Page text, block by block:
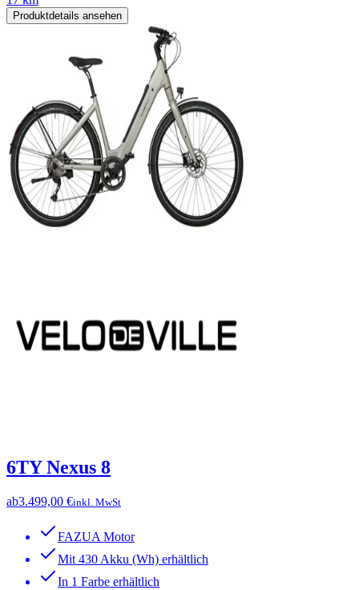
Produktdetails ansehen
6TY Nexus 8
ab3.499,00 €inkl. MwSt
FAZUA Motor
Mit 430 Akku (Wh) erhältlich
In 1 Farbe erhältlich